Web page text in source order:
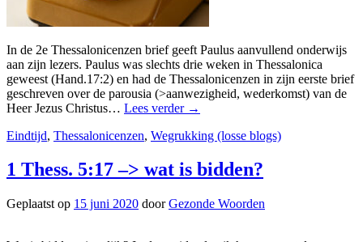
In de 2e Thessalonicenzen brief geeft Paulus aanvullend onderwijs
aan zijn lezers. Paulus was slechts drie weken in Thessalonica
geweest (Hand.17:2) en had de Thessalonicenzen in zijn eerste brief
geschreven over de parousia (>aanwezigheid, wederkomst) van de
Heer Jezus Christus… Lees verder →
Eindtijd, Thessalonicenzen, Wegrukking (losse blogs)
1 Thess. 5:17 –> wat is bidden?
Geplaatst op 15 juni 2020 doorGezonde Woorden